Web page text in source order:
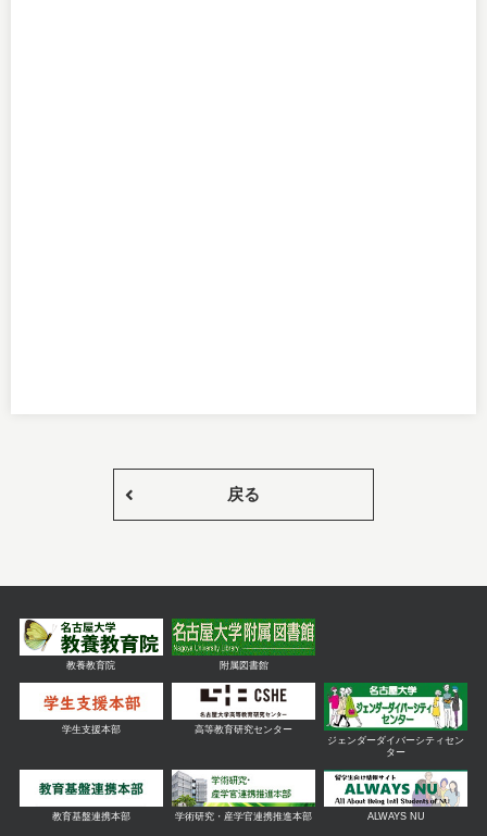
戻る
教養教育院 附属図書館
学生支援本部
高等教育研究センター
ジェンダーダイバーシティセン
ター
教育基盤連携本部 学術研究・産学官連携推進本部 ALWAYS NU